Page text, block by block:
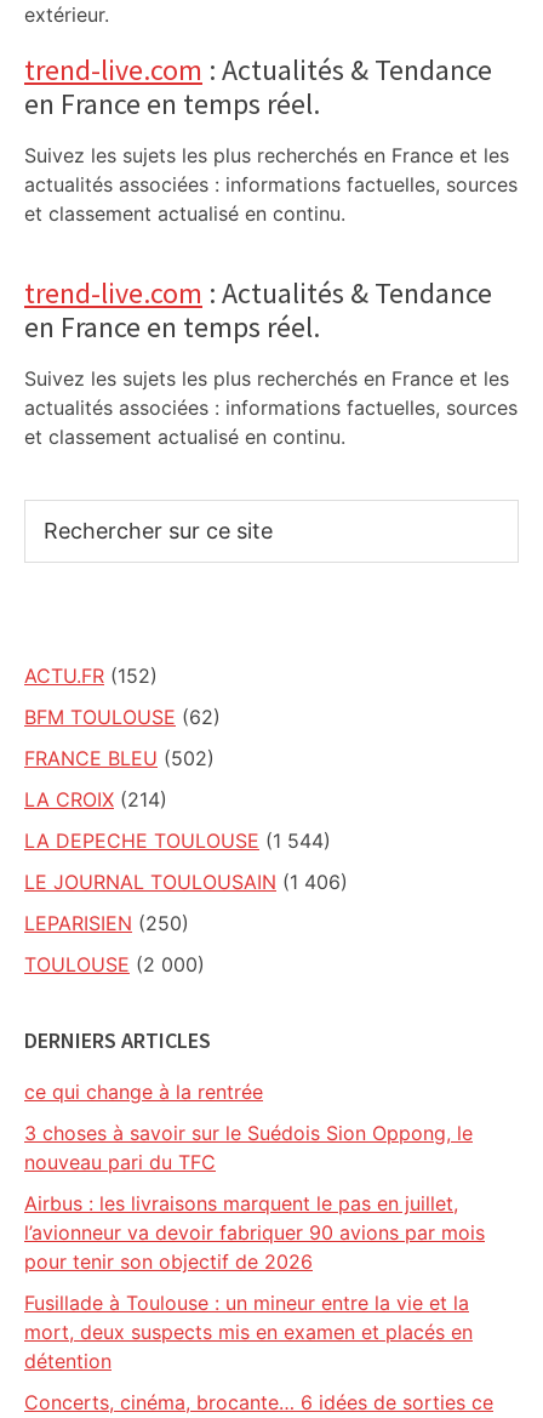
extérieur.
trend-live.com : Actualités & Tendance
en France en temps réel.
Suivez les sujets les plus recherchés en France et les
actualités associées : informations factuelles, sources
et classement actualisé en continu.
trend-live.com : Actualités & Tendance
en France en temps réel.
Suivez les sujets les plus recherchés en France et les
actualités associées : informations factuelles, sources
et classement actualisé en continu.
sur
ACTU.FR (152)
BFM TOULOUSE (62)
FRANCE BLEU (502)
LA CROIX (214)
LA DEPECHE TOULOUSE (1 544)
LE JOURNAL TOULOUSAIN (1 406)
LEPARISIEN (250)
TOULOUSE (2 000)
DERNIERS ARTICLES
ce qui change à la rentrée
3 choses à savoir sur le Suédois Sion Oppong, le
nouveau pari du TFC
Airbus : les livraisons marquent le pas en juillet,
l’avionneur va devoir fabriquer 90 avions par mois
pour tenir son objectif de 2026
Fusillade à Toulouse : un mineur entre la vie et la
mort, deux suspects mis en examen et placés en
détention
Concerts, cinéma, brocante… 6 idées de sorties ce